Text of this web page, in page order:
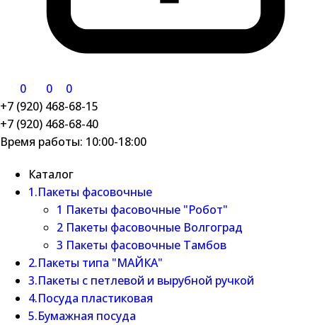
0 0
0
+7 (920) 468-68-15
+7 (920) 468-68-40
Время работы: 10:00-18:00
Каталог
1.Пакеты фасовочные
1 Пакеты фасовочные "Робот"
2 Пакеты фасовочные Волгоград
3 Пакеты фасовочные Тамбов
2.Пакеты типа "МАЙКА"
3.Пакеты с петлевой и вырубной ручкой
4.Посуда пластиковая
5.Бумажная посуда